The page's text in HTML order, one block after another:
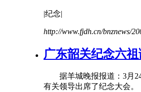
|纪念|
http://www.fjdh.cn/bnznews/
广东韶关纪念六祖
据羊城晚报报道：3月24
有关领导出席了纪念大会